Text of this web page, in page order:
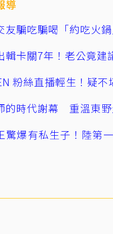
導
友騙吃騙喝「約吃火
輯卡關7年！老公竟建
粉絲直播輕生！疑
的時代謝幕 重溫東
驚爆有私生子！陸第